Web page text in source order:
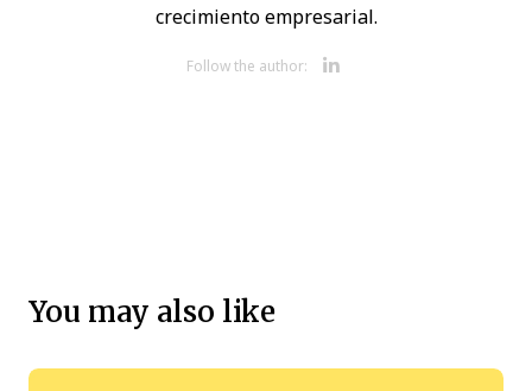
crecimiento empresarial.
Follow the author:
You may also like